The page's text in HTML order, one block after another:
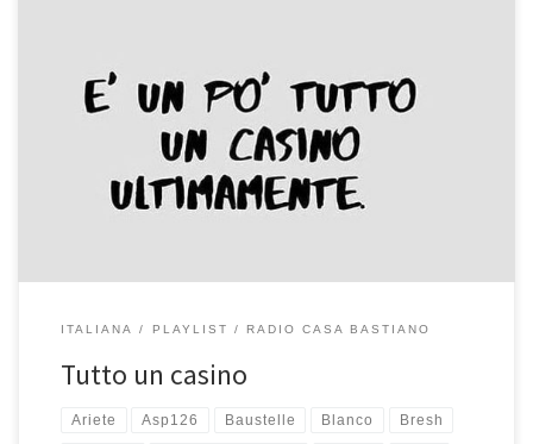
E’ un po’ tutto un casino ultimamente! Per fortuna c’è la musica
che è sempre un buon rifugio e tutto passa. Ho messo insieme
queste canzoni in una playlist qualche settimana fa, le ho ascoltate
per diverse giorni, ho spostato e di nuovo spostato alcuni brani, ne
ho cancellati alcuni […]
ITALIANA PLAYLIST RADIO CASA BASTIANO
Tutto un casino
Ariete Asp126 Baustelle Blanco Bresh